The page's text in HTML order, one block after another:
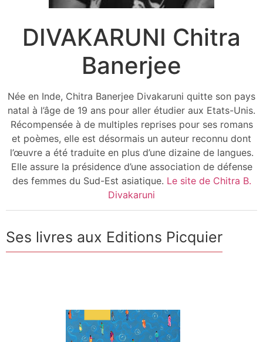
DIVAKARUNI Chitra
Banerjee
Née en Inde, Chitra Banerjee Divakaruni quitte son pays
natal à l’âge de 19 ans pour aller étudier aux Etats-Unis.
Récompensée à de multiples reprises pour ses romans
et poèmes, elle est désormais un auteur reconnu dont
l’œuvre a été traduite en plus d’une dizaine de langues.
Elle assure la présidence d’une association de défense
des femmes du Sud-Est asiatique. Le site de Chitra B.
Divakaruni
Ses livres aux Editions Picquier